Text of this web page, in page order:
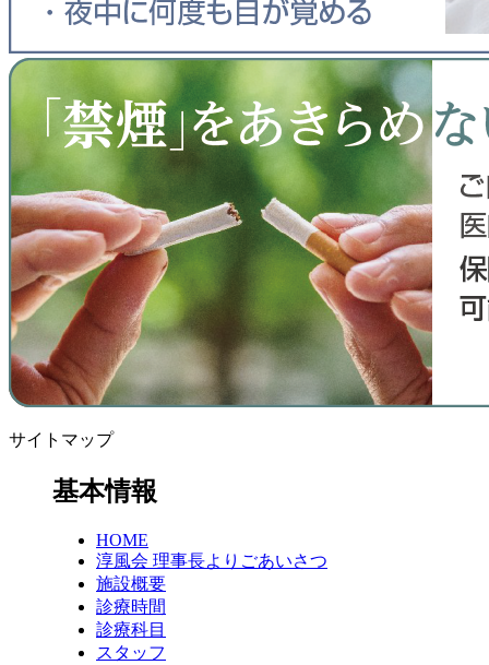
サイトマップ
基本情報
HOME
淳風会 理事長よりごあいさつ
施設概要
診療時間
診療科目
スタッフ